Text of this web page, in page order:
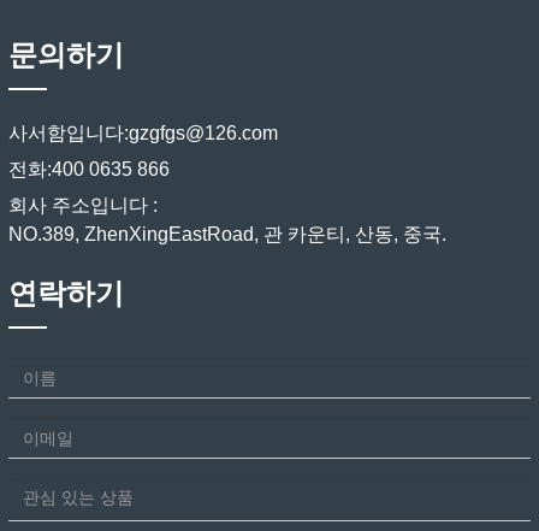
문의하기
사서함입니다:gzgfgs@126.com
전화:400 0635 866
회사 주소입니다 :
NO.389, ZhenXingEastRoad, 관 카운티, 산동, 중국.
연락하기